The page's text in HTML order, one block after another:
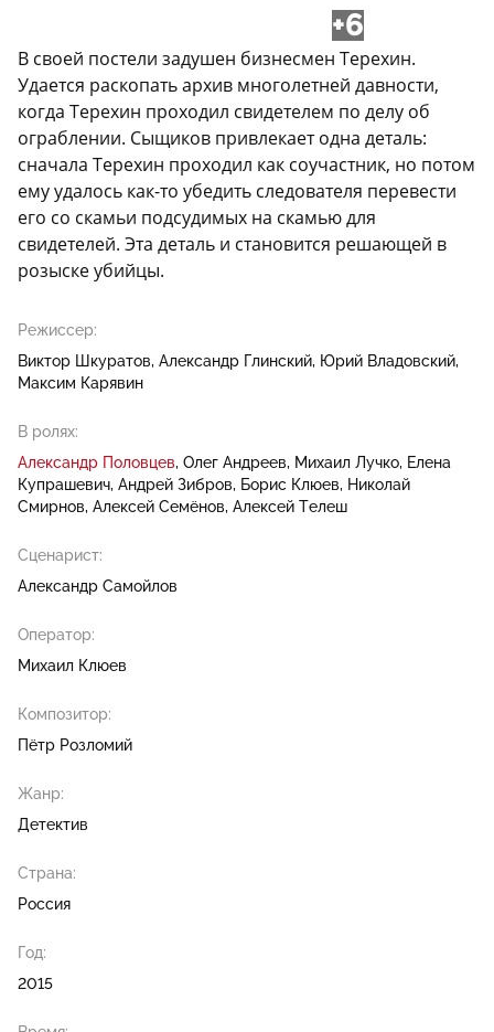
+6
В своей постели задушен бизнесмен Терехин.
Удается раскопать архив многолетней давности,
когда Терехин проходил свидетелем по делу об
ограблении. Сыщиков привлекает одна деталь:
сначала Терехин проходил как соучастник, но потом
ему удалось как-то убедить следователя перевести
его со скамьи подсудимых на скамью для
свидетелей. Эта деталь и становится решающей в
розыске убийцы.
Режиссер:
Виктор Шкуратов Александр Глинский Юрий Владовский
Максим Карявин
В ролях:
Александр Половцев Олег Андреев Михаил Лучко Елена
Купрашевич Андрей Зибров Борис Клюев
Николай
Смирнов Алексей Семёнов Алексей Телеш
Сценарист:
Александр Самойлов
Оператор:
Михаил Клюев
Композитор:
Пётр Розломий
Жанр:
Детектив
Страна:
Россия
Год:
2015